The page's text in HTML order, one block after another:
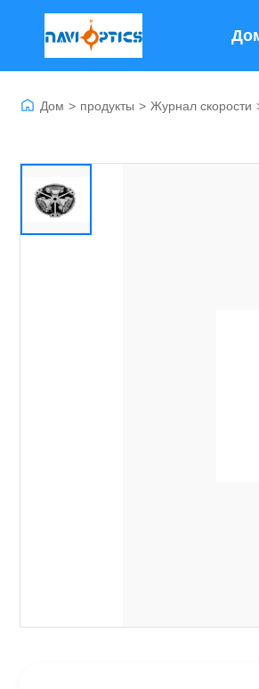
Дом > продукты > Журнал скорости